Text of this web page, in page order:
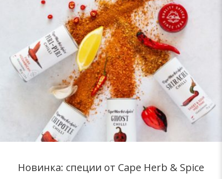
Новинка: специи от Cape Herb & Spice